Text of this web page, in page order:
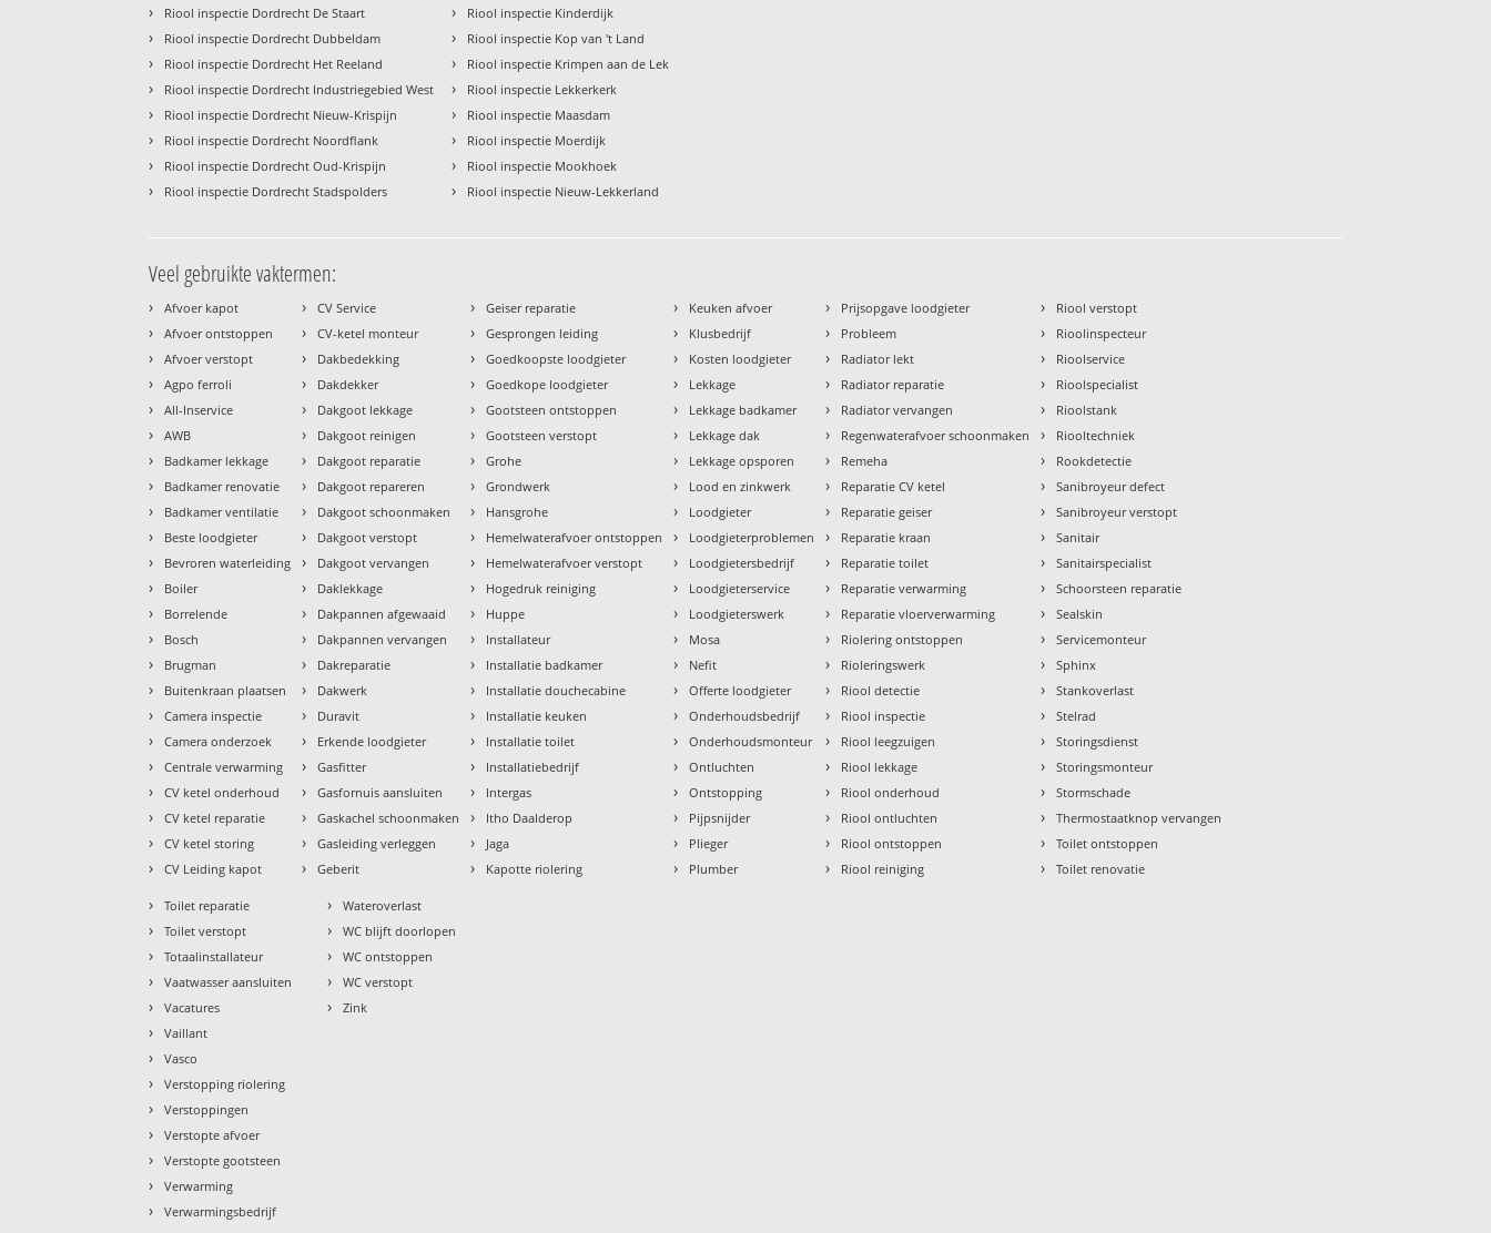
› Riool inspectie Dordrecht De Staart
› Riool inspectie Dordrecht Dubbeldam
› Riool inspectie Dordrecht Het Reeland
› Riool inspectie Dordrecht Industriegebied West
› Riool inspectie Dordrecht Nieuw-Krispijn
› Riool inspectie Dordrecht Noordflank
› Riool inspectie Dordrecht Oud-Krispijn
› Riool inspectie Dordrecht Stadspolders
› Riool inspectie Kinderdijk
› Riool inspectie Kop van 't Land
› Riool inspectie Krimpen aan de Lek
› Riool inspectie Lekkerkerk
› Riool inspectie Maasdam
› Riool inspectie Moerdijk
› Riool inspectie Mookhoek
› Riool inspectie Nieuw-Lekkerland
Veel gebruikte vaktermen:
› Afvoer kapot
› Afvoer ontstoppen
› Afvoer verstopt
› Agpo ferroli
› All-Inservice
› AWB
› Badkamer lekkage
› Badkamer renovatie
› Badkamer ventilatie
› Beste loodgieter
› Bevroren waterleiding
› Boiler
› Borrelende
› Bosch
› Brugman
› Buitenkraan plaatsen
› Camera inspectie
› Camera onderzoek
› Centrale verwarming
› CV ketel onderhoud
› CV ketel reparatie
› CV ketel storing
› CV Leiding kapot
› CV Service
› CV-ketel monteur
› Dakbedekking
› Dakdekker
› Dakgoot lekkage
› Dakgoot reinigen
› Dakgoot reparatie
› Dakgoot repareren
› Dakgoot schoonmaken
› Dakgoot verstopt
› Dakgoot vervangen
› Daklekkage
› Dakpannen afgewaaid
› Dakpannen vervangen
› Dakreparatie
› Dakwerk
› Duravit
› Erkende loodgieter
› Gasfitter
› Gasfornuis aansluiten
› Gaskachel schoonmaken
› Gasleiding verleggen
› Geberit
› Geiser reparatie
› Gesprongen leiding
› Goedkoopste loodgieter
› Goedkope loodgieter
› Gootsteen ontstoppen
› Gootsteen verstopt
› Grohe
› Grondwerk
› Hansgrohe
› Hemelwaterafvoer ontstoppen
› Hemelwaterafvoer verstopt
› Hogedruk reiniging
› Huppe
› Installateur
› Installatie badkamer
› Installatie douchecabine
› Installatie keuken
› Installatie toilet
› Installatiebedrijf
› Intergas
› Itho Daalderop
› Jaga
› Kapotte riolering
› Keuken afvoer
› Klusbedrijf
› Kosten loodgieter
› Lekkage
› Lekkage badkamer
› Lekkage dak
› Lekkage opsporen
› Lood en zinkwerk
› Loodgieter
› Loodgieterproblemen
› Loodgietersbedrijf
› Loodgieterservice
› Loodgieterswerk
› Mosa
› Nefit
› Offerte loodgieter
› Onderhoudsbedrijf
› Onderhoudsmonteur
› Ontluchten
› Ontstopping
› Pijpsnijder
› Plieger
› Plumber
› Prijsopgave loodgieter
› Probleem
› Radiator lekt
› Radiator reparatie
› Radiator vervangen
› Regenwaterafvoer schoonmaken
› Remeha
› Reparatie CV ketel
› Reparatie geiser
› Reparatie kraan
› Reparatie toilet
› Reparatie verwarming
› Reparatie vloerverwarming
› Riolering ontstoppen
› Rioleringswerk
› Riool detectie
› Riool inspectie
› Riool leegzuigen
› Riool lekkage
› Riool onderhoud
› Riool ontluchten
› Riool ontstoppen
› Riool reiniging
› Riool verstopt
› Rioolinspecteur
› Rioolservice
› Rioolspecialist
› Rioolstank
› Riooltechniek
› Rookdetectie
› Sanibroyeur defect
› Sanibroyeur verstopt
› Sanitair
› Sanitairspecialist
› Schoorsteen reparatie
› Sealskin
› Servicemonteur
› Sphinx
› Stankoverlast
› Stelrad
› Storingsdienst
› Storingsmonteur
› Stormschade
› Thermostaatknop vervangen
› Toilet ontstoppen
› Toilet renovatie
› Toilet reparatie
› Toilet verstopt
› Totaalinstallateur
› Vaatwasser aansluiten
› Vacatures
› Vaillant
› Vasco
› Verstopping riolering
› Verstoppingen
› Verstopte afvoer
› Verstopte gootsteen
› Verwarming
› Verwarmingsbedrijf
› Wateroverlast
› WC blijft doorlopen
› WC ontstoppen
› WC verstopt
› Zink